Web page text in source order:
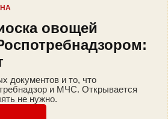
овощей
документов и то, что
и МЧС. Открывается
не нужно.